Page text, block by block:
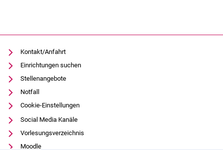
Kontakt/Anfahrt
Einrichtungen suchen
Stellenangebote
Notfall
Cookie-Einstellungen
Social Media Kanäle
Vorlesungsverzeichnis
Moodle